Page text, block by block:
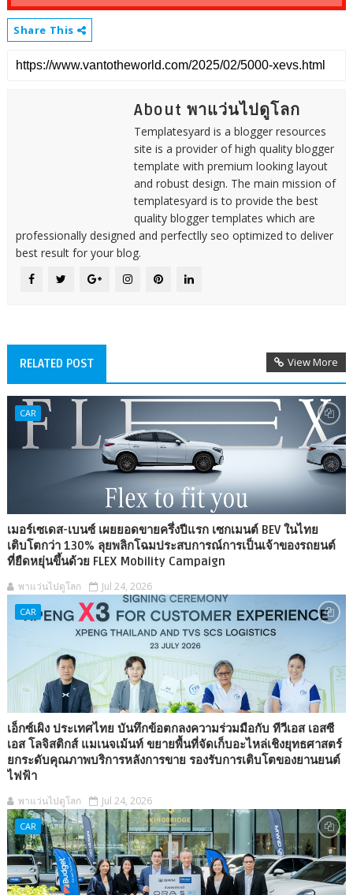
Share This
About พาแว่นไปดูโลก
Templatesyard is a blogger resources
site is a provider of high quality blogger
template with premium looking layout
and robust design. The main mission of
templatesyard is to provide the best
quality blogger templates which are
professionally designed and perfectlly seo optimized to deliver
best result for your blog.
RELATED POST View More
CAR
เมอร์เซเดส-เบนซ์ เผยยอดขายครึ่งปีแรก เซกเมนต์ BEV ในไทย
เติบโตกว่า 130% ลุยพลิกโฉมประสบการณ์การเป็นเจ้าของรถยนต์
ที่ยืดหยุ่นขึ้นด้วย FLEX Mobility Campaign
พาแว่นไปดูโลก Jul 24, 2026
CAR
เอ็กซ์เผิง ประเทศไทย บันทึกข้อตกลงความร่วมมือกับ ทีวีเอส เอสซี
เอส โลจิสติกส์ แมเนจเม้นท์ ขยายพื้นที่จัดเก็บอะไหล่เชิงยุทธศาสตร์
ยกระดับคุณภาพบริการหลังการขาย รองรับการเติบโตของยานยนต์
ไฟฟ้า
พาแว่นไปดูโลก Jul 24, 2026
CAR